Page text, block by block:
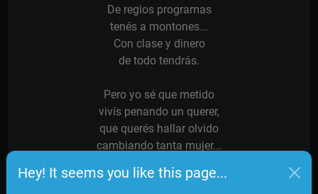
Hey! It seems you like this page...
De regios programas
tenés a montones...
Con clase y dinero
de todo tendrás.
Pero yo sé que metido
vivís penando un querer,
que querés hallar olvido
cambiando tanta mujer...
cuando las farras dejás,